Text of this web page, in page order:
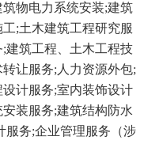
物电力系统安装;建筑
;土木建筑工程研究服
建筑工程、土木工程技
让服务;人力资源外包;
计服务;室内装饰设计
装服务;建筑结构防水
服务;企业管理服务（涉